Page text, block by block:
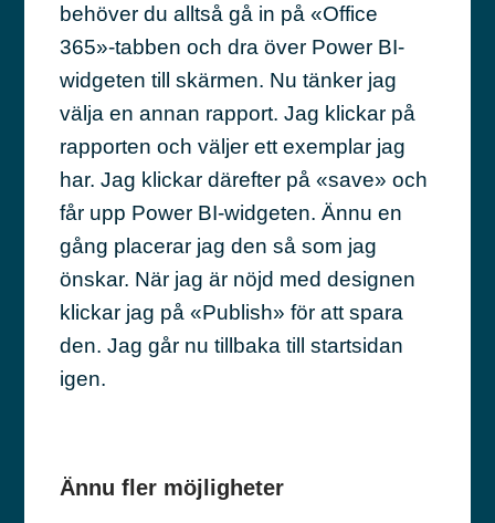
behöver du alltså gå in på «Office
365»-tabben och dra över Power BI-
widgeten till skärmen. Nu tänker jag
välja en annan rapport. Jag klickar på
rapporten och väljer ett exemplar jag
har. Jag klickar därefter på «save» och
får upp Power BI-widgeten. Ännu en
gång placerar jag den så som jag
önskar. När jag är nöjd med designen
klickar jag på «Publish» för att spara
den. Jag går nu tillbaka till startsidan
igen.
Ännu fler möjligheter